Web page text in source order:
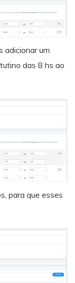
adicionar um
das 8 hs ao
para que esses